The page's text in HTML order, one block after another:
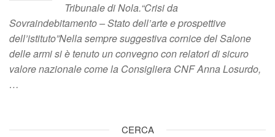
Tribunale di Nola.“Crisi da
Sovraindebitamento – Stato dell’arte e prospettive
dell’istituto”Nella sempre suggestiva cornice del Salone
delle armi si è tenuto un convegno con relatori di sicuro
valore nazionale come la Consigliera CNF Anna Losurdo,
…
CERCA